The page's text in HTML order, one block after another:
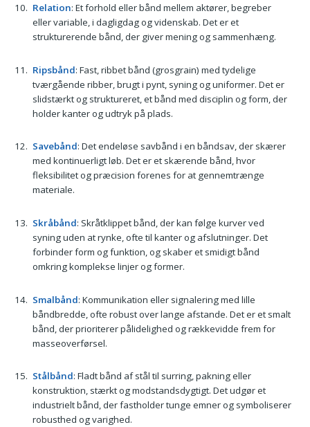
Relation: Et forhold eller bånd mellem aktører, begreber
eller variable, i dagligdag og videnskab. Det er et
strukturerende bånd, der giver mening og sammenhæng.
Ripsbånd: Fast, ribbet bånd (grosgrain) med tydelige
tværgående ribber, brugt i pynt, syning og uniformer. Det er
slidstærkt og struktureret, et bånd med disciplin og form, der
holder kanter og udtryk på plads.
Savebånd: Det endeløse savbånd i en båndsav, der skærer
med kontinuerligt løb. Det er et skærende bånd, hvor
fleksibilitet og præcision forenes for at gennemtrænge
materiale.
Skråbånd: Skråtklippet bånd, der kan følge kurver ved
syning uden at rynke, ofte til kanter og afslutninger. Det
forbinder form og funktion, og skaber et smidigt bånd
omkring komplekse linjer og former.
Smalbånd: Kommunikation eller signalering med lille
båndbredde, ofte robust over lange afstande. Det er et smalt
bånd, der prioriterer pålidelighed og rækkevidde frem for
masseoverførsel.
Stålbånd: Fladt bånd af stål til surring, pakning eller
konstruktion, stærkt og modstandsdygtigt. Det udgør et
industrielt bånd, der fastholder tunge emner og symboliserer
robusthed og varighed.